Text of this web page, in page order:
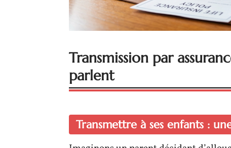
Transmission par
parlent
Transmettre à ses enfants :